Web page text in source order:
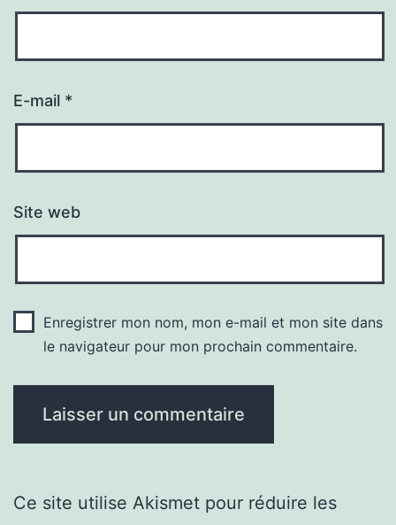
E-mail *
Site web
Enregistrer mon nom, mon e-mail et mon site dans
le navigateur pour mon prochain commentaire.
Ce site utilise Akismet pour réduire les